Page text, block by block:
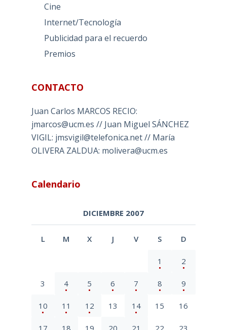
Cine
Internet/Tecnología
Publicidad para el recuerdo
Premios
CONTACTO
Juan Carlos MARCOS RECIO:
jmarcos@ucm.es // Juan Miguel SÁNCHEZ
VIGIL: jmsvigil@telefonica.net // María
OLIVERA ZALDUA: molivera@ucm.es
Calendario
DICIEMBRE 2007
L M X J V S D
1 2
3 4 5 6 7 8 9
10 11 12 13 14 15 16
17 18 19 20 21 22 23